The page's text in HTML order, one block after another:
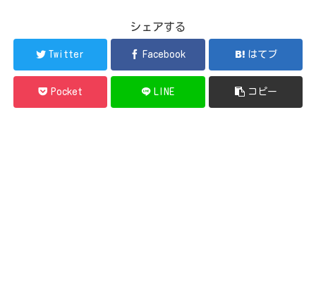
シェアする
Twitter Facebook はてブ
Pocket LINE コピー